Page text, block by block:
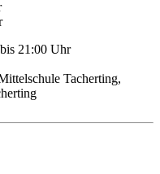
bis 21:00 Uhr
Tacherting,